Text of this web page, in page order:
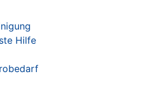
Hilfe